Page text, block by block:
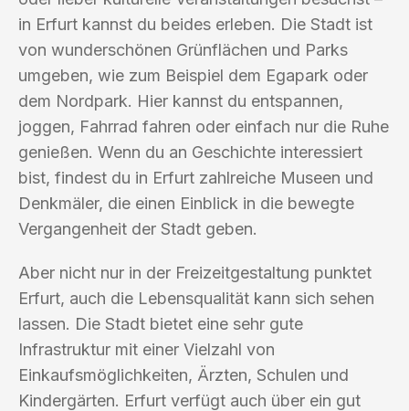
in Erfurt kannst du beides erleben. Die Stadt ist
von wunderschönen Grünflächen und Parks
umgeben, wie zum Beispiel dem Egapark oder
dem Nordpark. Hier kannst du entspannen,
joggen, Fahrrad fahren oder einfach nur die Ruhe
genießen. Wenn du an Geschichte interessiert
bist, findest du in Erfurt zahlreiche Museen und
Denkmäler, die einen Einblick in die bewegte
Vergangenheit der Stadt geben.
Aber nicht nur in der Freizeitgestaltung punktet
Erfurt, auch die Lebensqualität kann sich sehen
lassen. Die Stadt bietet eine sehr gute
Infrastruktur mit einer Vielzahl von
Einkaufsmöglichkeiten, Ärzten, Schulen und
Kindergärten. Erfurt verfügt auch über ein gut